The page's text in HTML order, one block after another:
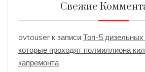
Свежие
avtouser к записи Топ-5 дизельных
которые проходят полмиллиона
капремонта